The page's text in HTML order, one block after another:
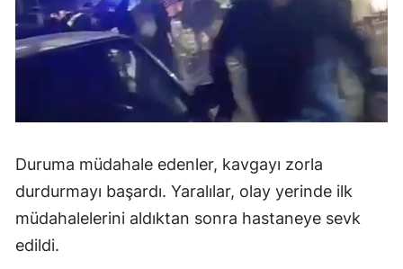
Duruma müdahale edenler, kavgayı zorla
durdurmayı başardı. Yaralılar, olay yerinde ilk
müdahalelerini aldıktan sonra hastaneye sevk
edildi.